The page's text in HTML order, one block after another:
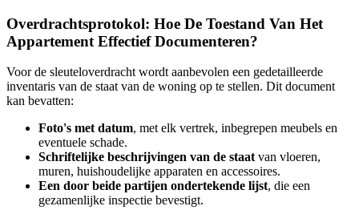
Overdrachtsprotokol: Hoe De Toestand Van Het
Appartement Effectief Documenteren?
Voor de sleuteloverdracht wordt aanbevolen een gedetailleerde
inventaris van de staat van de woning op te stellen. Dit document
kan bevatten:
Foto's met datum, met elk vertrek, inbegrepen meubels en
eventuele schade.
Schriftelijke beschrijvingen van de staatvan vloeren,
muren, huishoudelijke apparaten en accessoires.
Een door beide partijen ondertekende lijst, die een
gezamenlijke inspectie bevestigt.